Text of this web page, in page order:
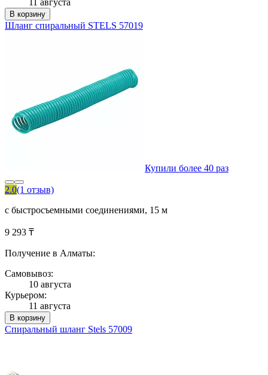
В корзину
Шланг спиральный STELS 57019
Купили более 40 раз
2.0(1 отзыв)
с быстросъемными соединениями, 15 м
9 293 ₸
Получение в Алматы:
Самовывоз:
10 августа
Курьером:
11 августа
В корзину
Спиральный шланг Stels 57009